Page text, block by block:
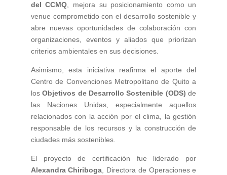
del CCMQ , mejora su posicionamiento como un
venue comprometido con el desarrollo sostenible y
abre nuevas oportunidades de colaboración con
organizaciones, eventos y aliados que priorizan
criterios ambientales en sus decisiones.
Asimismo, esta iniciativa reafirma el aporte del
Centro de Convenciones Metropolitano de Quito a
losObjetivos de Desarrollo Sostenible (ODS) de
las Naciones Unidas, especialmente aquellos
relacionados con la acción por el clima, la gestión
responsable de los recursos y la construcción de
ciudades más sostenibles.
El proyecto de certificación fue liderado por
Alexandra Chiriboga , Directora de Operaciones e